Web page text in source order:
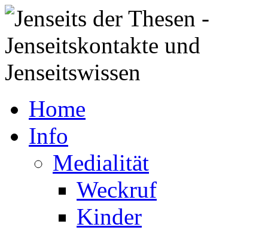
Home
Info
Medialität
Weckruf
Kinder